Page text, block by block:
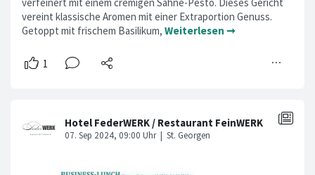
vereint klassische Aromen mit einer Extraportion Genuss.
Getoppt mit frischem Basilikum, Weiterlesen ➞